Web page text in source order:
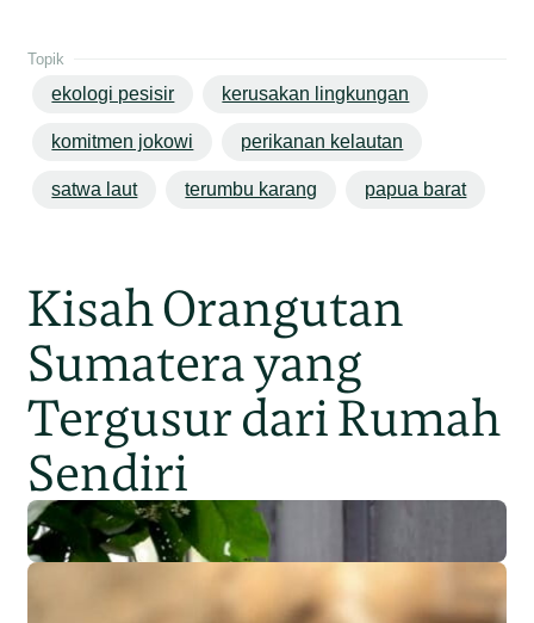
Topik
ekologi pesisir kerusakan lingkungan
komitmen jokowi perikanan kelautan
satwa laut terumbu karang papua barat
Kisah Orangutan
Sumatera yang
Tergusur dari Rumah
Sendiri